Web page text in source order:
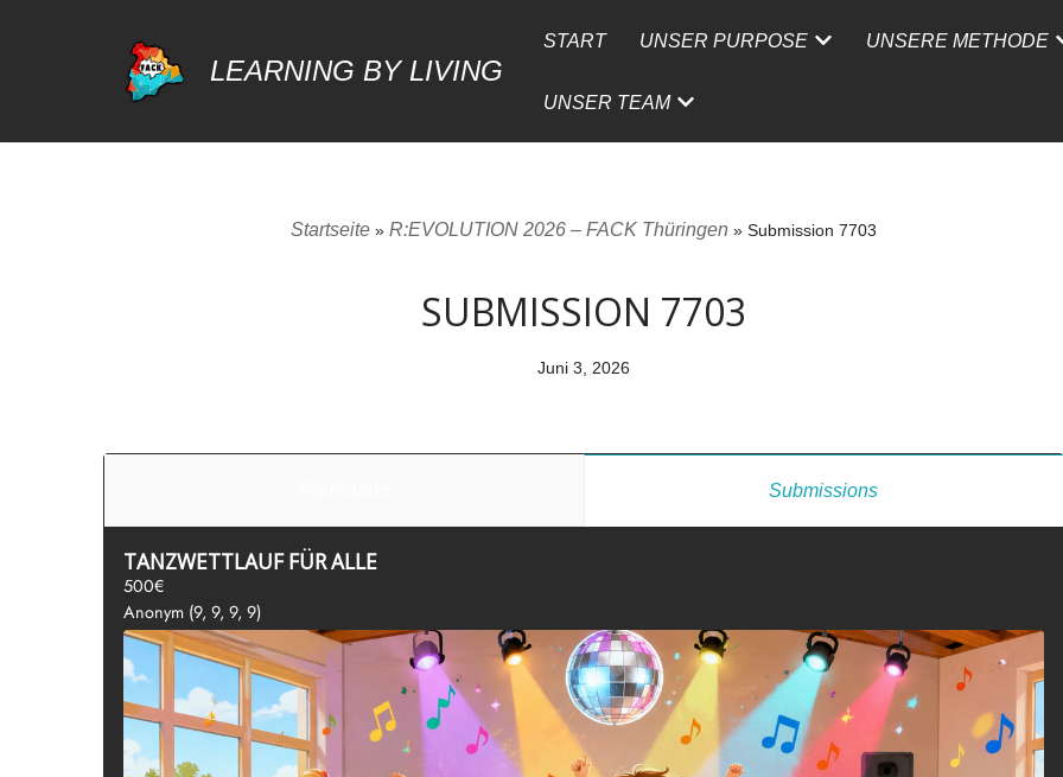
LEARNING BY LIVING
START UNSER PURPOSE UNSERE METHODE
UNSER TEAM
Startseite » R:EVOLUTION 2026 – FACK Thüringen » Submission 7703
SUBMISSION 7703
Juni 3, 2026
Submissions
TANZWETTLAUF FÜR ALLE
500€
Anonym (9, 9, 9, 9)